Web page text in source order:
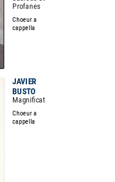
Profanes
Choeur a
cappella
JAVIER
BUSTO
Magnificat
Choeur a
cappella